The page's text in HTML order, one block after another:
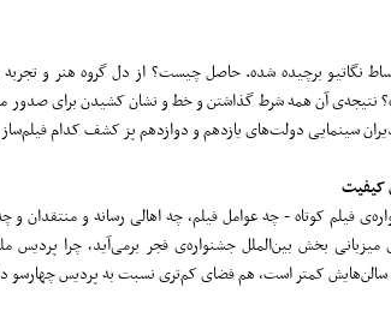
نگاتیو برچیده شده. حاصل چیست؟ از دل گروه هنر و
نتیجه‌ی آن همه شرط گذاشتن و خط و نشان کشیدن برای صدور
سینمایی دولت‌های یازدهم و دوازدهم پز کشف کدام
کیفیت
فیلم کوتاه - چه عوامل فیلم، چه اهالی رسانه و منتقدان
بخش بین‌الملل جشنواره‌ی فجر برمی‌آید، چرا
کمتر است، هم فضای کم‌تری نسبت به پردیس